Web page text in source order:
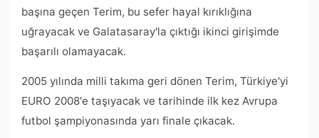
başına geçen Terim, bu sefer hayal kırıklığına
uğrayacak ve Galatasaray'la çıktığı ikinci girişimde
başarılı olamayacak.
2005 yılında milli takıma geri dönen Terim, Türkiye'yi
EURO 2008'e taşıyacak ve tarihinde ilk kez Avrupa
futbol şampiyonasında yarı finale çıkacak.